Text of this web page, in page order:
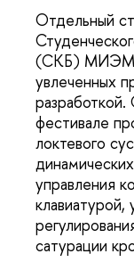
Отдельный
(СКБ) МИЭМ,
увлеченных
фестивале
локтевого
управления
клавиатурой,
сатурации